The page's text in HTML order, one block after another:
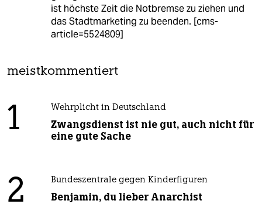
ist höchste Zeit die Notbremse zu ziehen und
das Stadtmarketing zu beenden. [cms-
article=5524809]
meistkommentiert
1 Wehrplicht in Deutschland
Zwangsdienst ist nie gut, auch nicht für
eine gute Sache
2 Bundeszentrale gegen Kinderfiguren
Benjamin, du lieber Anarchist